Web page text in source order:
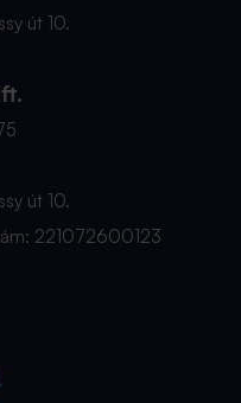
út 10.
út 10.
221072600123